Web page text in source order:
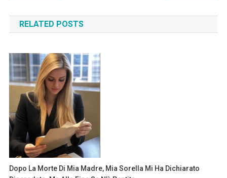
navigation
RELATED POSTS
Dopo La Morte Di Mia Madre, Mia Sorella Mi Ha Dichiarato